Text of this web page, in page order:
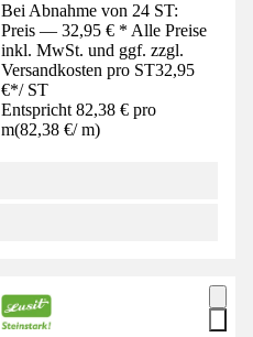
Bei Abnahme von 24 ST:
Preis — 32,95 € * Alle Preise
inkl. MwSt. und ggf. zzgl.
Versandkosten pro ST32,95
€*/ ST
Entspricht 82,38 € pro
m(82,38 €/ m)